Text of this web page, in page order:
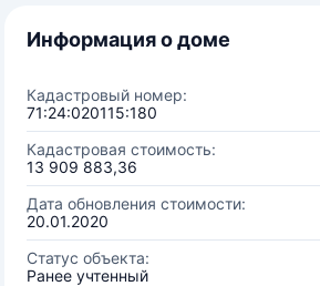
Информация о доме
Кадастровый номер:
71:24:020115:180
Кадастровая стоимость:
13 909 883,36
Дата обновления стоимости:
20.01.2020
Статус объекта:
Ранее учтенный